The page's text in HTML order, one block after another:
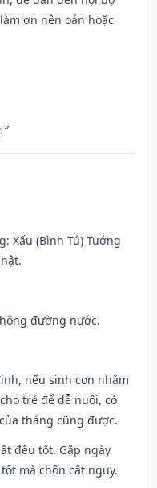
ơn nên oán hoặc
Xấu (Bình Tú) Tướng
đường nước.
nếu sinh con nhằm
trẻ để dễ nuôi, có
tháng cũng được.
đều tốt. Gặp ngày
mà chôn cất nguy.